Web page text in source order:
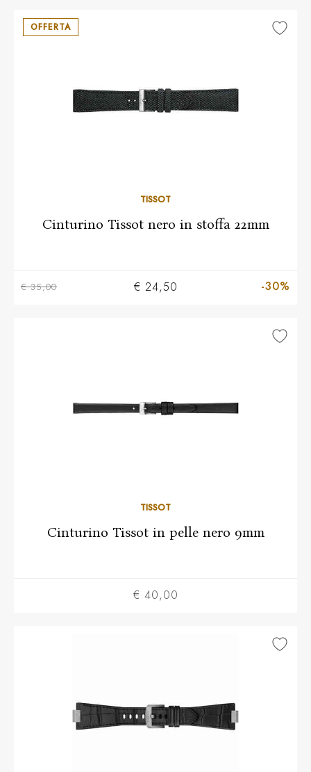
OFFERTA
TISSOT
Cinturino Tissot nero in stoffa 22mm
€ 35,00 € 24,50 -30%
TISSOT
Cinturino Tissot in pelle nero 9mm
€ 40,00